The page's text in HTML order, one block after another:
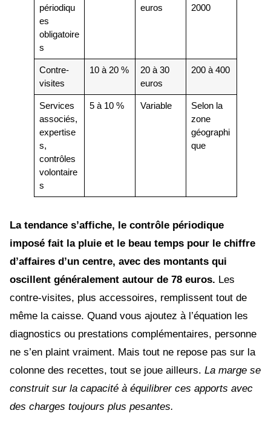
périodiqu
es
obligatoire
s
euros
2000
Contre-
visites
10 à 20 %
20 à 30
euros
200 à 400
Services
associés,
expertise
s,
contrôles
volontaire
s
5 à 10 % Variable
Selon la
zone
géographi
que
La tendance s’affiche, le contrôle périodique
imposé fait la pluie et le beau temps pour le chiffre
d’affaires d’un centre, avec des montants qui
oscillent généralement autour de 78 euros. Les
contre-visites, plus accessoires, remplissent tout de
même la caisse. Quand vous ajoutez à l’équation les
diagnostics ou prestations complémentaires, personne
ne s’en plaint vraiment. Mais tout ne repose pas sur la
colonne des recettes, tout se joue ailleurs. La marge se
construit sur la capacité à équilibrer ces apports avec
des charges toujours plus pesantes.